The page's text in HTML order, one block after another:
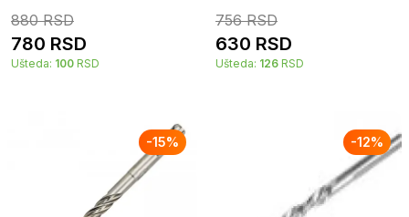
880RSD
780 RSD
Ušteda: 100 RSD
756 RSD
630 RSD
Ušteda: 126 RSD
-15% -12%